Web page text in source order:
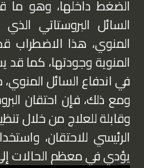
الضغط داخلها، وهو ما
السائل البروستاتي
المنوي، هذا الاضطراب
المنوية وجودتها، كما قد
في اندفاع السائل
ومع ذلك، فإن احتقان
وقابلة للعلاج من خلال
الرئيسي للاحتقان،
يؤدي في معظم الحالات